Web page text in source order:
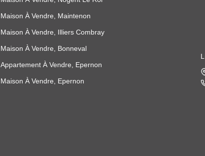
Maison À Vendre, Maintenon
Maison À Vendre, Illiers Combray
Maison À Vendre, Bonneval
Appartement À Vendre, Epernon
Maison À Vendre, Epernon